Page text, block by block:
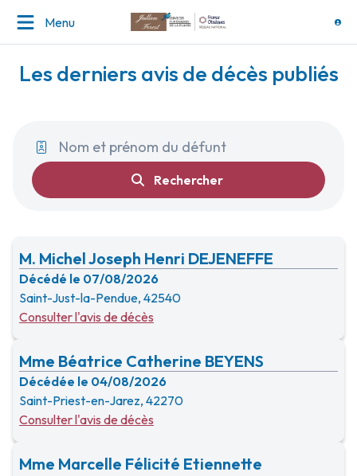
Menu
Les derniers avis de décès publiés
Rechercher
M. Michel Joseph Henri DEJENEFFE
Décédé le 07/08/2026
Saint-Just-la-Pendue, 42540
Consulter l'avis de décès
Mme Béatrice Catherine BEYENS
Décédée le 04/08/2026
Saint-Priest-en-Jarez, 42270
Consulter l'avis de décès
Mme Marcelle Félicité Etiennette